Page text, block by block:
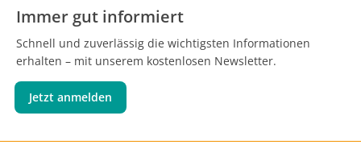
Immer gut informiert
Schnell und zuverlässig die wichtigsten Informationen
erhalten – mit unserem kostenlosen Newsletter.
Jetzt anmelden